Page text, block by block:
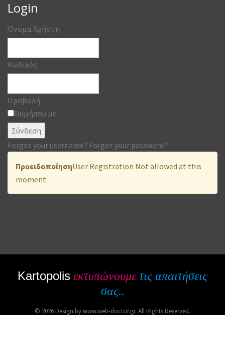
Login
Όνομα Χρήστη
Κωδικός
Προβολή
Θυμήσου με
Σύνδεση
Forgot your username? Forgot your password?
ΠροειδοποίησηUser Registration Not allowed at this
moment.
Kartopolis εκτυπώνουμετις απαιτήσεις
σας..
© 2026 Design by www.web-doctor.gr. All Rights Reserved.